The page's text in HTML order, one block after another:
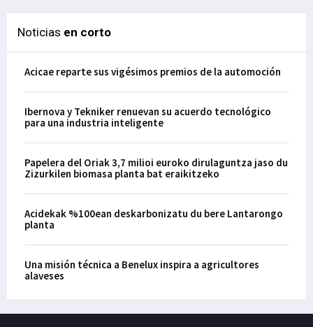
Noticias en corto
Acicae reparte sus vigésimos premios de la automoción
Ibernova y Tekniker renuevan su acuerdo tecnológico
para una industria inteligente
Papelera del Oriak 3,7 milioi euroko dirulaguntza jaso du
Zizurkilen biomasa planta bat eraikitzeko
Acidekak %100ean deskarbonizatu du bere Lantarongo
planta
Una misión técnica a Benelux inspira a agricultores
alaveses